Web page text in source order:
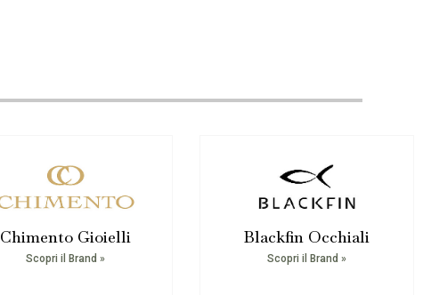
Chimento Gioielli
Scopri il Brand »
Blackfin Occhiali
Scopri il Brand »